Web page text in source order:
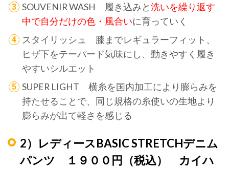
SOUVENIR WASH 履き込みと洗いを繰り返す
中で自分だけの色・風合いに育っていく
スタイリッシュ 膝までレギュラーフィット、
ヒザ下をテーパード気味にし、動きやすく履き
やすいシルエット
SUPER LIGHT 横糸を国内加工により膨らみを
持たせることで、同じ規格の糸使いの生地より
膨らみが出て軽さを感じる
2）レディースBASIC STRETCHデニム
パンツ １９００円（税込） カイハ